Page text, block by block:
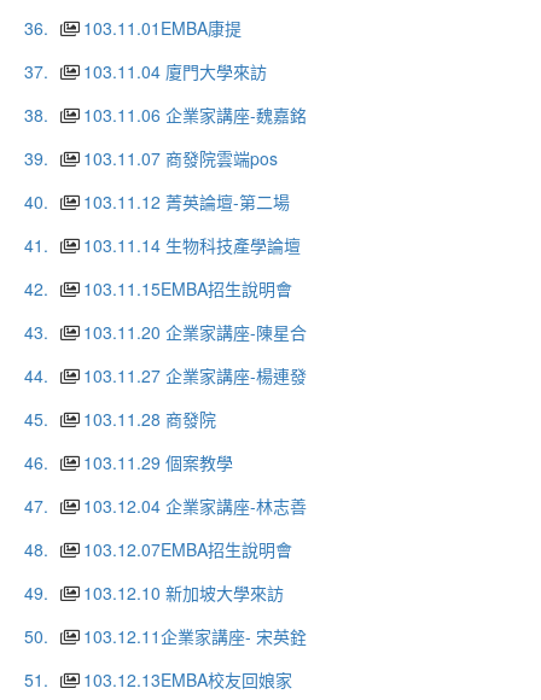
36.
103.11.01EMBA康提
37.
103.11.04 廈門大學來訪
38.
103.11.06 企業家講座-魏嘉銘
39.
103.11.07 商發院雲端pos
40.
103.11.12 菁英論壇-第二場
41.
103.11.14 生物科技產學論壇
42.
103.11.15EMBA招生說明會
43.
103.11.20 企業家講座-陳星合
44.
103.11.27 企業家講座-楊連發
45.
103.11.28 商發院
46.
103.11.29 個案教學
47.
103.12.04 企業家講座-林志善
48.
103.12.07EMBA招生說明會
49.
103.12.10 新加坡大學來訪
50.
103.12.11企業家講座- 宋英銓
51.
103.12.13EMBA校友回娘家